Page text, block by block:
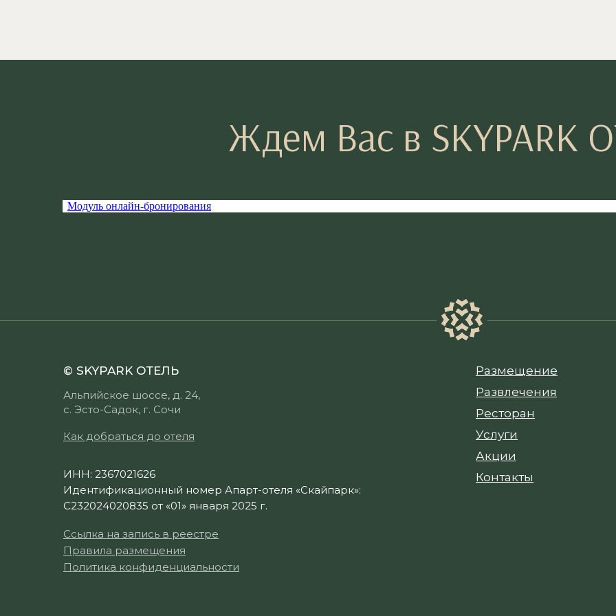
© SKYPARK ОТЕЛЬ
Размещение
Развлечения
Ресторан
Услуги
Акции
Контакты
Альпийское шоссе, д. 24,
с. Эсто-Садок, г. Сочи
Как добраться до отеля
Модуль онлайн-бронирования
Политика конфиденциальности
Правила размещения
Ссылка на запись в реестре
ИНН: 2367021626
Идентификационный номер Апарт-отеля «Скайпарк»:
С232024020835 от «01» января 2025 г.
Ждем Вас в SKYPARK